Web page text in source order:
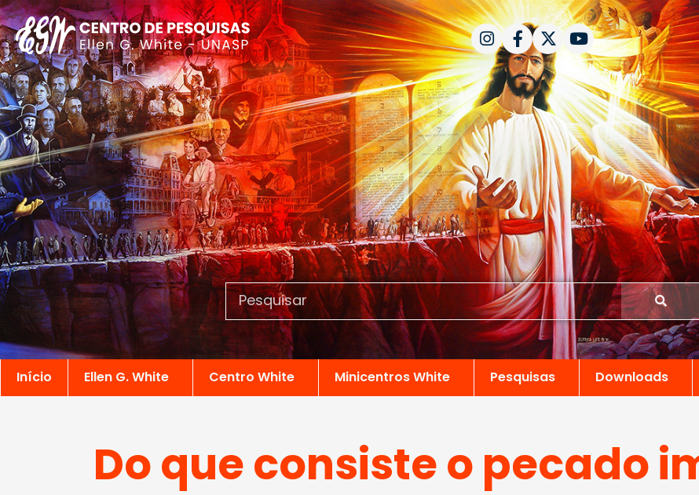
Início Ellen G. White Centro White Minicentros White Pesquisas Downloads
Do que consiste o pecado